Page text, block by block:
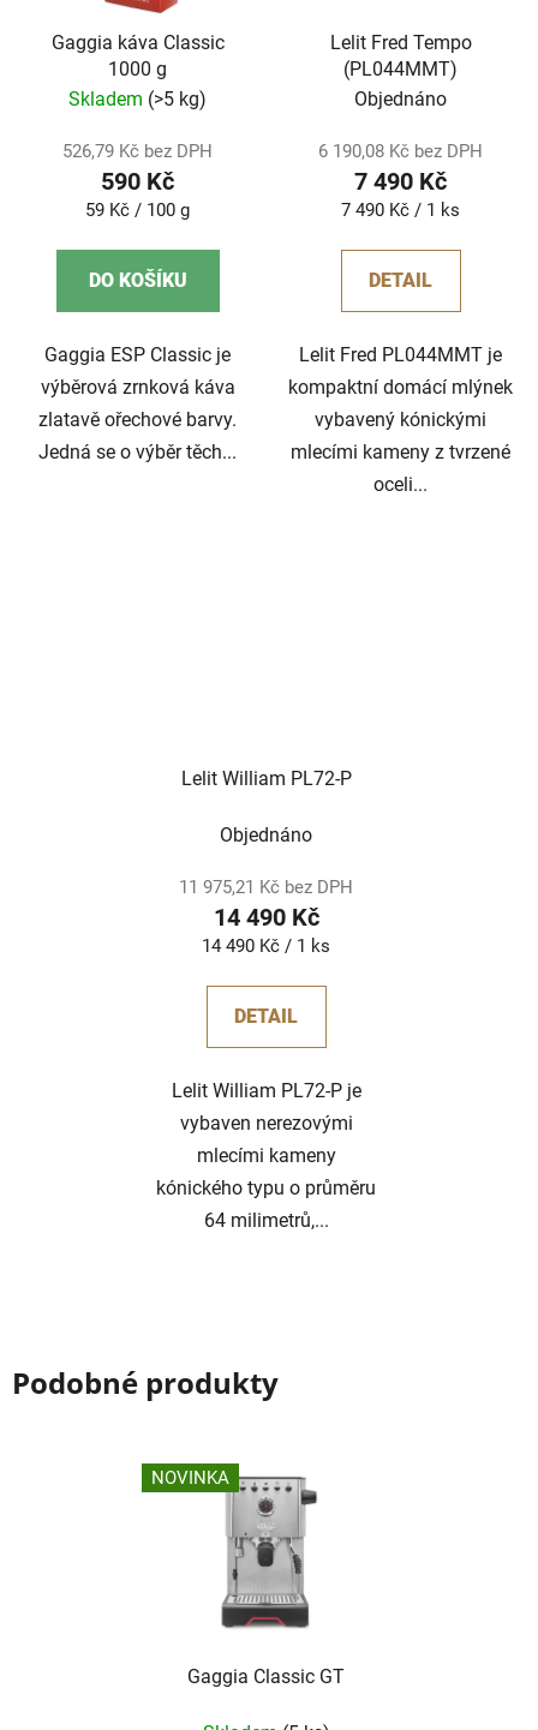
Gaggia káva Classic
1000 g
Skladem (>5 kg)
526,79 Kč bez DPH
590 Kč
Měrná
59 Kč / 100 g
DO KOŠÍKU
Gaggia ESP Classic je
výběrová zrnková káva
zlatavě ořechové barvy.
Jedná se o výběr těch...
Lelit Fred Tempo
(PL044MMT)
Objednáno
6 190,08 Kč bez DPH
7 490 Kč
Měrná
7 490 Kč / 1 ks
DETAIL
Lelit Fred PL044MMT je
kompaktní domácí mlýnek
vybavený kónickými
mlecími kameny z tvrzené
oceli...
Lelit William PL72-P
Objednáno
11 975,21 Kč bez DPH
14 490 Kč
Měrná
14 490 Kč / 1 ks
DETAIL
Lelit William PL72-P je
vybaven nerezovými
mlecími kameny
kónického typu o průměru
64 milimetrů,...
Podobné produkty
NOVINKA
Gaggia Classic GT